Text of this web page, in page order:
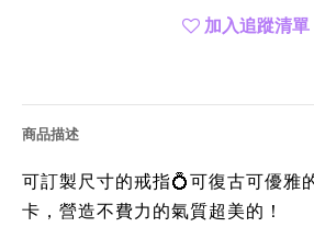
加入追蹤清單
商品描述
可訂製尺寸的戒指💍可復古可優雅
卡，營造不費力的氣質超美的！